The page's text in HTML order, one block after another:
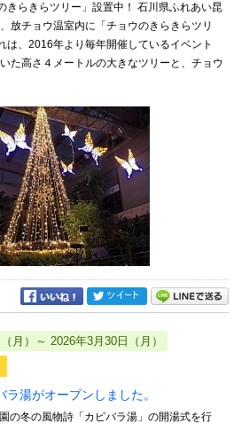
きらきらツリー」設置中！ 石川県ふれあい昆
放チョウ温室内に「チョウのきらきらツリ
は、2016年より毎年開催しているイベント
た高さ４メートルの大きなツリーと、チョウ
月）～ 2026年3月30日（月）
ラ湯がオープンしました。
冬の風物詩「カピバラ湯」の開湯式を行